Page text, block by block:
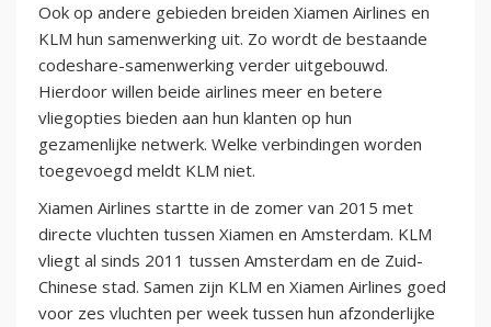
Ook op andere gebieden breiden Xiamen Airlines en
KLM hun samenwerking uit. Zo wordt de bestaande
codeshare-samenwerking verder uitgebouwd.
Hierdoor willen beide airlines meer en betere
vliegopties bieden aan hun klanten op hun
gezamenlijke netwerk. Welke verbindingen worden
toegevoegd meldt KLM niet.
Xiamen Airlines startte in de zomer van 2015 met
directe vluchten tussen Xiamen en Amsterdam. KLM
vliegt al sinds 2011 tussen Amsterdam en de Zuid-
Chinese stad. Samen zijn KLM en Xiamen Airlines goed
voor zes vluchten per week tussen hun afzonderlijke